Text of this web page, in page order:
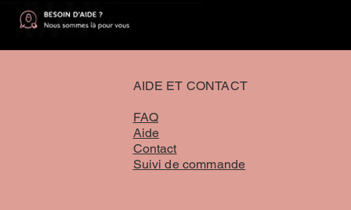
AIDE ET CONTACT
FAQ
Aide
Contact
Suivi de commande